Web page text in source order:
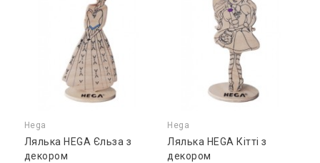
Hega
Лялька HEGA Єльза з
декором
Hega
Лялька HEGA Кітті з
декором